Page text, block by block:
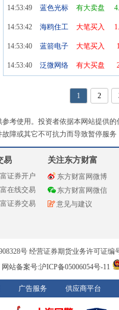
14:53:49 蓝色光标 有大卖盘
14:53:42 海鸥住工 大笔买入
14:53:40 蓝箭电子 大笔买入
14:53:40 泛微网络 有大买盘
1 2
考使用。投资者依据本网站提供
障或其它不可抗力而导致暂停服
易
证券开户
在线交易
证券交易
关注东方财富
东方财富网微博
东方财富网微信
意见与建议
号 经营证券期货业务许可证编
网站备案号:沪ICP备05006054号-11
广告服务 供应商平台